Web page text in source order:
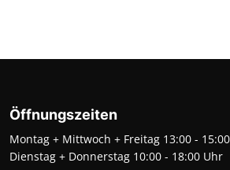
Öffnungszeiten
Montag + Mittwoch + Freitag 13:00 -
Dienstag + Donnerstag 10:00 - 18:00 Uhr